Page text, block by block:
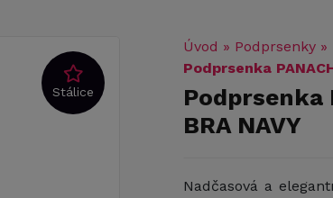
Stálice
Úvod » Podprsenky »
Podprsenka
Podprsenka
BRA NAVY
Nadčasová a